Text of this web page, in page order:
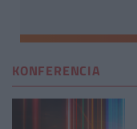
KONFERENCIA